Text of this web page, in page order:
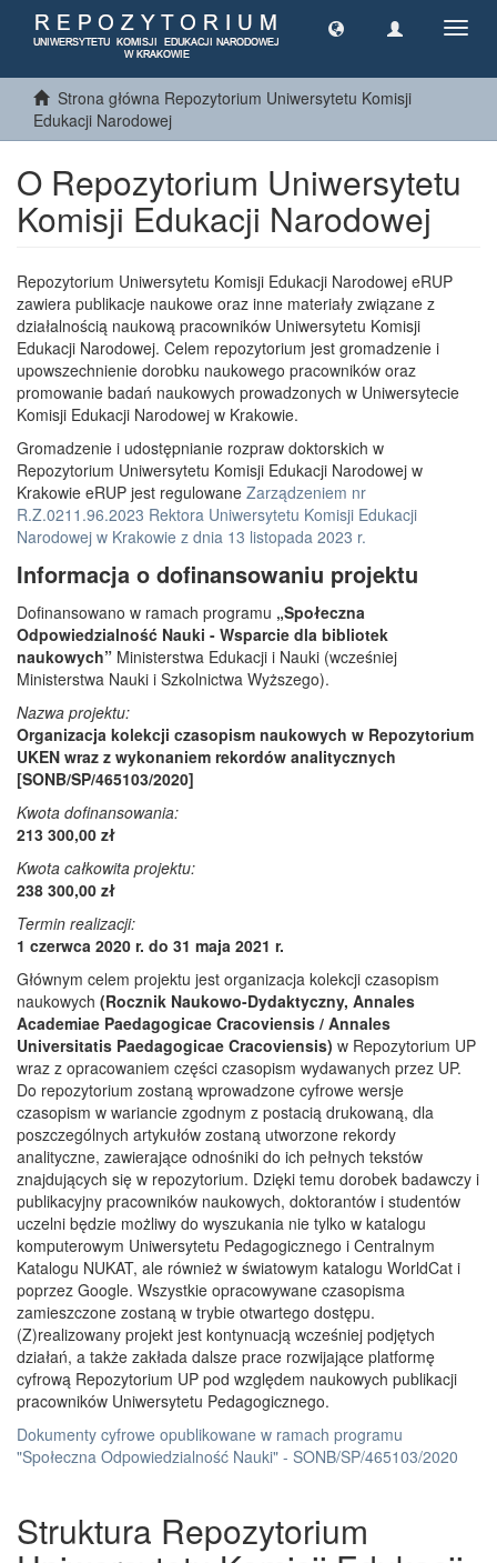
Strona główna Repozytorium Uniwersytetu Komisji
Edukacji Narodowej
O Repozytorium Uniwersytetu
Komisji Edukacji Narodowej
Repozytorium Uniwersytetu Komisji Edukacji Narodowej eRUP
zawiera publikacje naukowe oraz inne materiały związane z
działalnością naukową pracowników Uniwersytetu Komisji
Edukacji Narodowej. Celem repozytorium jest gromadzenie i
upowszechnienie dorobku naukowego pracowników oraz
promowanie badań naukowych prowadzonych w Uniwersytecie
Komisji Edukacji Narodowej w Krakowie.
Gromadzenie i udostępnianie rozpraw doktorskich w
Repozytorium Uniwersytetu Komisji Edukacji Narodowej w
Krakowie eRUP jest regulowane Zarządzeniem nr
R.Z.0211.96.2023 Rektora Uniwersytetu Komisji Edukacji
Narodowej w Krakowie z dnia 13 listopada 2023 r.
Informacja o dofinansowaniu projektu
Dofinansowano w ramach programu „Społeczna
Odpowiedzialność Nauki - Wsparcie dla bibliotek
naukowych” Ministerstwa Edukacji i Nauki (wcześniej
Ministerstwa Nauki i Szkolnictwa Wyższego).
Nazwa projektu:
Organizacja kolekcji czasopism naukowych w Repozytorium
UKEN wraz z wykonaniem rekordów analitycznych
[SONB/SP/465103/2020]
Kwota dofinansowania:
213 300,00 zł
Kwota całkowita projektu:
238 300,00 zł
Termin realizacji:
1 czerwca 2020 r. do 31 maja 2021 r.
Głównym celem projektu jest organizacja kolekcji czasopism
naukowych (Rocznik Naukowo-Dydaktyczny, Annales
Academiae Paedagogicae Cracoviensis / Annales
Universitatis Paedagogicae Cracoviensis) w Repozytorium UP
wraz z opracowaniem części czasopism wydawanych przez UP.
Do repozytorium zostaną wprowadzone cyfrowe wersje
czasopism w wariancie zgodnym z postacią drukowaną, dla
poszczególnych artykułów zostaną utworzone rekordy
analityczne, zawierające odnośniki do ich pełnych tekstów
znajdujących się w repozytorium. Dzięki temu dorobek badawczy i
publikacyjny pracowników naukowych, doktorantów i studentów
uczelni będzie możliwy do wyszukania nie tylko w katalogu
komputerowym Uniwersytetu Pedagogicznego i Centralnym
Katalogu NUKAT, ale również w światowym katalogu WorldCat i
poprzez Google. Wszystkie opracowywane czasopisma
zamieszczone zostaną w trybie otwartego dostępu.
(Z)realizowany projekt jest kontynuacją wcześniej podjętych
działań, a także zakłada dalsze prace rozwijające platformę
cyfrową Repozytorium UP pod względem naukowych publikacji
pracowników Uniwersytetu Pedagogicznego.
Dokumenty cyfrowe opublikowane w ramach programu
"Społeczna Odpowiedzialność Nauki" - SONB/SP/465103/2020
Struktura Repozytorium